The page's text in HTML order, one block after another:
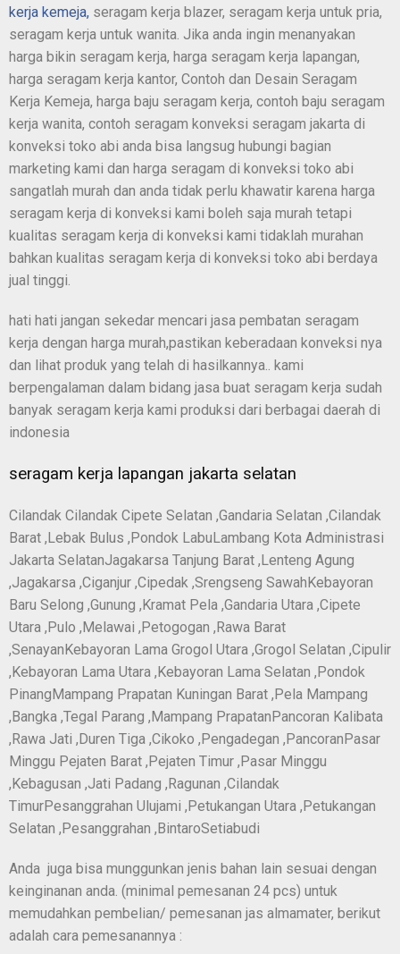
kerja kemeja, seragam kerja blazer, seragam kerja untuk pria,
seragam kerja untuk wanita. Jika anda ingin menanyakan
harga bikin seragam kerja, harga seragam kerja lapangan,
harga seragam kerja kantor, Contoh dan Desain Seragam
Kerja Kemeja, harga baju seragam kerja, contoh baju seragam
kerja wanita, contoh seragam konveksi seragam jakarta di
konveksi toko abi anda bisa langsug hubungi bagian
marketing kami dan harga seragam di konveksi toko abi
sangatlah murah dan anda tidak perlu khawatir karena harga
seragam kerja di konveksi kami boleh saja murah tetapi
kualitas seragam kerja di konveksi kami tidaklah murahan
bahkan kualitas seragam kerja di konveksi toko abi berdaya
jual tinggi.
hati hati jangan sekedar mencari jasa pembatan seragam
kerja dengan harga murah,pastikan keberadaan konveksi nya
dan lihat produk yang telah di hasilkannya.. kami
berpengalaman dalam bidang jasa buat seragam kerja sudah
banyak seragam kerja kami produksi dari berbagai daerah di
indonesia
seragam kerja lapangan jakarta selatan
Cilandak Cilandak Cipete Selatan ,Gandaria Selatan ,Cilandak
Barat ,Lebak Bulus ,Pondok LabuLambang Kota Administrasi
Jakarta SelatanJagakarsa Tanjung Barat ,Lenteng Agung
,Jagakarsa ,Ciganjur ,Cipedak ,Srengseng SawahKebayoran
Baru Selong ,Gunung ,Kramat Pela ,Gandaria Utara ,Cipete
Utara ,Pulo ,Melawai ,Petogogan ,Rawa Barat
,SenayanKebayoran Lama Grogol Utara ,Grogol Selatan ,Cipulir
,Kebayoran Lama Utara ,Kebayoran Lama Selatan ,Pondok
PinangMampang Prapatan Kuningan Barat ,Pela Mampang
,Bangka ,Tegal Parang ,Mampang PrapatanPancoran Kalibata
,Rawa Jati ,Duren Tiga ,Cikoko ,Pengadegan ,PancoranPasar
Minggu Pejaten Barat ,Pejaten Timur ,Pasar Minggu
,Kebagusan ,Jati Padang ,Ragunan ,Cilandak
TimurPesanggrahan Ulujami ,Petukangan Utara ,Petukangan
Selatan ,Pesanggrahan ,BintaroSetiabudi
Anda juga bisa munggunkan jenis bahan lain sesuai dengan
keinginanan anda. (minimal pemesanan 24 pcs) untuk
memudahkan pembelian/ pemesanan jas almamater, berikut
adalah cara pemesanannya :